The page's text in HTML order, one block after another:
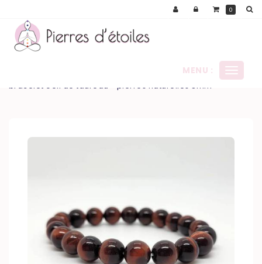
Ouvrir
MENU :
bracelet oeil de taureau - pierres naturelles 8mm
0